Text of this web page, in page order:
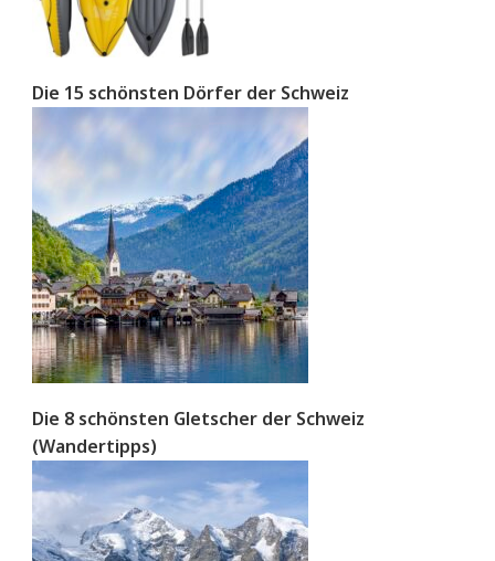
Die 15 schönsten Dörfer der Schweiz
Die 8 schönsten Gletscher der Schweiz
(Wandertipps)